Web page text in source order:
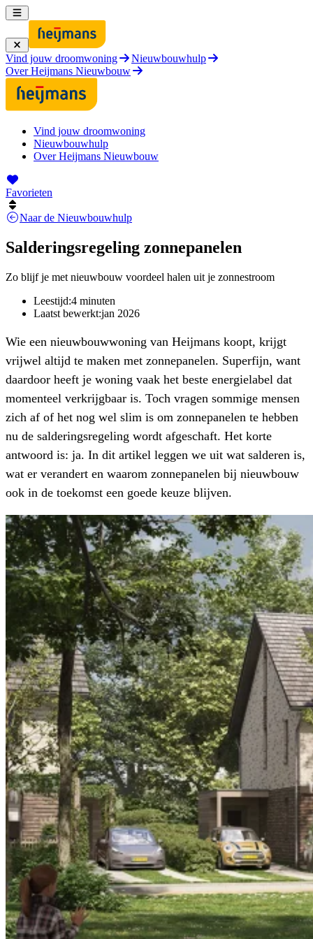
Vind jouw droomwoning
Nieuwbouwhulp
Over Heijmans Nieuwbouw
Vind jouw droomwoning
Nieuwbouwhulp
Over Heijmans Nieuwbouw
Favorieten
Naar de Nieuwbouwhulp
Salderingsregeling zonnepanelen
Zo blijf je met nieuwbouw voordeel halen uit je zonnestroom
Leestijd:4 minuten
Laatst bewerkt:jan 2026
Wie een nieuwbouwwoning van Heijmans koopt, krijgt
vrijwel altijd te maken met zonnepanelen. Superfijn, want
daardoor heeft je woning vaak het beste energielabel dat
momenteel verkrijgbaar is. Toch vragen sommige mensen
zich af of het nog wel slim is om zonnepanelen te hebben
nu de salderingsregeling wordt afgeschaft. Het korte
antwoord is: ja. In dit artikel leggen we uit wat salderen is,
wat er verandert en waarom zonnepanelen bij nieuwbouw
ook in de toekomst een goede keuze blijven.